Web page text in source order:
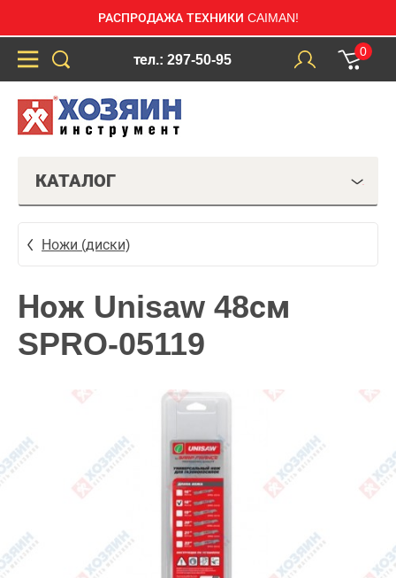
РАСПРОДАЖА ТЕХНИКИ CAIMAN!
тел.: 297-50-95
0
КАТАЛОГ
Ножи (диски)
Нож Unisaw 48см
SPRO-05119